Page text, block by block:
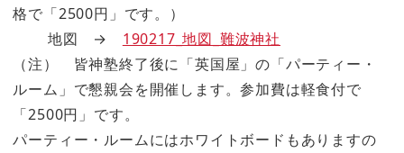
格で「2500円」です。）
地図 → 190217_地図_難波神社
（注） 皆神塾終了後に「英国屋」の「パーティー・
ルーム」で懇親会を開催します。参加費は軽食付で
「2500円」です。
パーティー・ルームにはホワイトボードもありますの